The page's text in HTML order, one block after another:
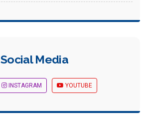
Social Media
INSTAGRAM YOUTUBE